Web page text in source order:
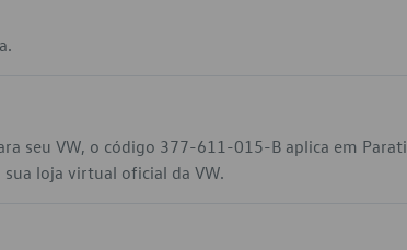
seu VW, o código 377-611-015-B aplica em Parati
sua loja virtual oficial da VW.